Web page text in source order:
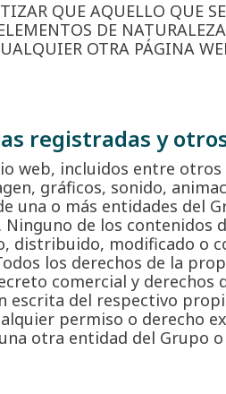
QUE AQUELLO QUE
DE
OTRA PÁGINA
registradas y
web, incluidos entre
gráficos, sonido,
una o más entidades del
de los contenidos
distribuido, modificado o
los derechos de la
comercial y
escrita del respectivo
permiso o derecho
otra entidad del Grupo